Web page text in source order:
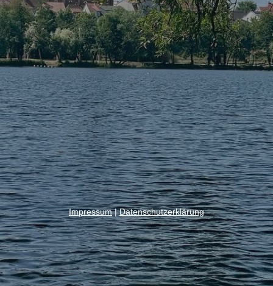
Impressum|Datenschutzerklärung